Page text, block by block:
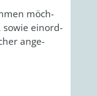
möch­
sowie ein­ord­
ange­